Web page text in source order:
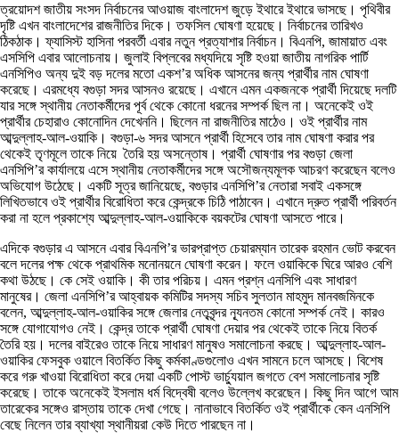
ত্রয়োদশ জাতীয় সংসদ নির্বাচনের আওয়াজ বাংলাদেশ জুড়ে ইথারে ইথারে ভাসছে। পৃথিবীর
দৃষ্টি এখন বাংলাদেশের রাজনীতির দিকে। তফসিল ঘোষণা হয়েছে। নির্বাচনের তারিখও
ঠিকঠাক। ফ্যাসিস্ট হাসিনা পরবর্তী এবার নতুন প্রত্যাশার নির্বাচন। বিএনপি, জামায়াত এবং
এসসিপি এবার আলোচনায়। জুলাই বিপ্লবের মধ্যদিয়ে সৃষ্টি হওয়া জাতীয় নাগরিক পার্টি
এনসিপিও অন্য দুই বড় দলের মতো একশ’র অধিক আসনের জন্য প্রার্থীর নাম ঘোষণা
করেছে। এরমধ্যে বগুড়া সদর আসনও রয়েছে। এখানে এমন একজনকে প্রার্থী দিয়েছে দলটি
যার সঙ্গে স্থানীয় নেতাকর্মীদের পূর্ব থেকে কোনো ধরনের সম্পর্ক ছিল না। অনেকেই ওই
প্রার্থীর চেহারাও কোনোদিন দেখেননি। ছিলেন না রাজনীতির মাঠেও। ওই প্রার্থীর নাম
আব্দুল্লাহ-আল-ওয়াকি। বগুড়া-৬ সদর আসনে প্রার্থী হিসেবে তার নাম ঘোষণা করার পর
থেকেই তৃণমূলে তাকে নিয়ে তৈরি হয় অসন্তোষ। প্রার্থী ঘোষণার পর বগুড়া জেলা
এনসিপি’র কার্যালয়ে এসে স্থানীয় নেতাকর্মীদের সঙ্গে অসৌজন্যমূলক আচরণ করেছেন বলেও
অভিযোগ উঠেছে। একটি সূত্র জানিয়েছে, বগুড়ার এনসিপি’র নেতারা সবাই একসঙ্গে
লিখিতভাবে ওই প্রার্থীর বিরোধিতা করে কেন্দ্রকে চিঠি পাঠাবেন। এখানে দ্রুত প্রার্থী পরিবর্তন
করা না হলে প্রকাশ্যে আব্দুল্লাহ-আল-ওয়াকিকে বয়কটের ঘোষণা আসতে পারে।
এদিকে বগুড়ার এ আসনে এবার বিএনপি’র ভারপ্রাপ্ত চেয়ারম্যান তারেক রহমান ভোট করবেন
বলে দলের পক্ষ থেকে প্রাথমিক মনোনয়নে ঘোষণা করেন। ফলে ওয়াকিকে ঘিরে আরও বেশি
কথা উঠছে। কে সেই ওয়াকি। কী তার পরিচয়। এমন প্রশ্ন এনসিপি এবং সাধারণ
মানুষের। জেলা এনসিপি’র আহ্বায়ক কমিটির সদস্য সচিব সুলতান মাহমুদ মানবজমিনকে
বলেন, আব্দুল্লাহ-আল-ওয়াকির সঙ্গে জেলার নেতৃবৃন্দর ন্যূনতম কোনো সম্পর্ক নেই। কারও
সঙ্গে যোগাযোগও নেই। কেন্দ্র তাকে প্রার্থী ঘোষণা দেয়ার পর থেকেই তাকে নিয়ে বিতর্ক
তৈরি হয়। দলের বাইরেও তাকে নিয়ে সাধারণ মানুষও সমালোচনা করছে। আব্দুল্লাহ-আল-
ওয়াকির ফেসবুক ওয়ালে বিতর্কিত কিছু কর্মকাণ্ডগুলোও এখন সামনে চলে আসছে। বিশেষ
করে গরু খাওয়া বিরোধিতা করে দেয়া একটি পোস্ট ভার্চ্যুয়াল জগতে বেশ সমালোচনার সৃষ্টি
করেছে। তাকে অনেকেই ইসলাম ধর্ম বিদ্বেষী বলেও উল্লেখ করেছেন। কিছু দিন আগে আম
তারেকের সঙ্গেও রাস্তায় তাকে দেখা গেছে। নানাভাবে বিতর্কিত ওই প্রার্থীকে কেন এনসিপি
বেছে নিলেন তার ব্যাখ্যা স্থানীয়রা কেউ দিতে পারছেন না।